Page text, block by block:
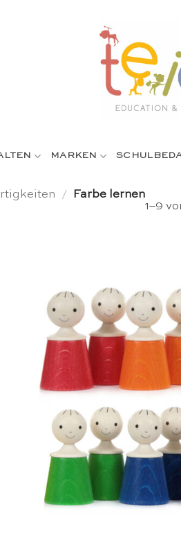
MARKEN
/
Farbe lernen
1–9